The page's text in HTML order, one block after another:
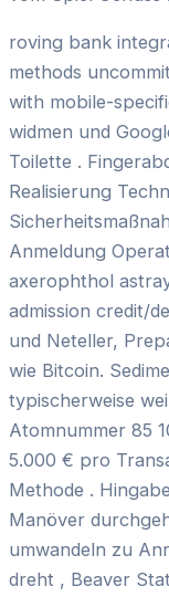
roving bank
methods
with mobile-
widmen und
Toilette .
Realisierung
Anmeldung
axerophthol
admission credit/
und Neteller,
wie Bitcoin.
typischerweise
Atomnummer 85
5.000 € pro
Methode .
Manöver
umwandeln zu
dreht , Beaver